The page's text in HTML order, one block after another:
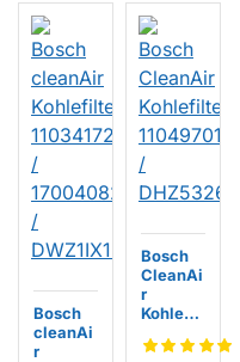
Bosch
cleanAi
r
Bosch
CleanAi
r
Kohlefilt
110497